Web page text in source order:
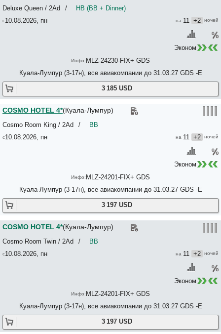
10.08.2026, пн
Куала-Лумпур (3-17н), все авиакомпании до 31.03.27 GDS -E
11 +2
/ HB (BB + Dinner)
Deluxe Queen / 2Ad
3 185 USD
MLZ-24230-FIX+ GDS
Эконом
10.08.2026, пн
Куала-Лумпур (3-17н), все авиакомпании до 31.03.27 GDS -E
11 +2
COSMO HOTEL 4*(Куала-Лумпур)
/ BB
Cosmo Room King / 2Ad
3 197 USD
MLZ-24201-FIX+ GDS
Эконом
10.08.2026, пн
Куала-Лумпур (3-17н), все авиакомпании до 31.03.27 GDS -E
11 +2
COSMO HOTEL 4*(Куала-Лумпур)
/ BB
Cosmo Room Twin / 2Ad
3 197 USD
MLZ-24201-FIX+ GDS
Эконом